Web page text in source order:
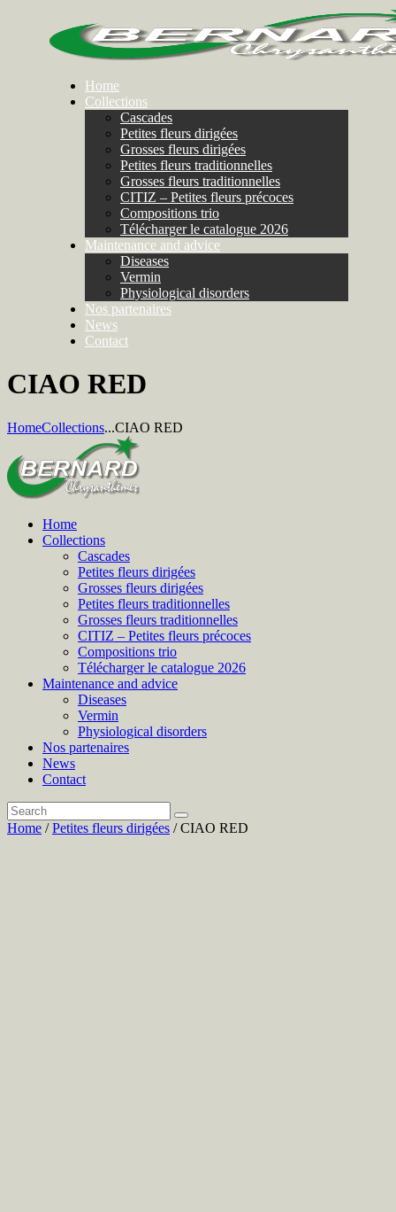
Home
Collections
Cascades
Petites fleurs dirigées
Grosses fleurs dirigées
Petites fleurs traditionnelles
Grosses fleurs traditionnelles
CITIZ – Petites fleurs précoces
Compositions trio
Télécharger le catalogue 2026
Maintenance and advice
Diseases
Vermin
Physiological disorders
Nos partenaires
News
Contact
CIAO RED
HomeCollections...CIAO RED
Home
Collections
Cascades
Petites fleurs dirigées
Grosses fleurs dirigées
Petites fleurs traditionnelles
Grosses fleurs traditionnelles
CITIZ – Petites fleurs précoces
Compositions trio
Télécharger le catalogue 2026
Maintenance and advice
Diseases
Vermin
Physiological disorders
Nos partenaires
News
Contact
Home /Petites fleurs dirigées / CIAO RED